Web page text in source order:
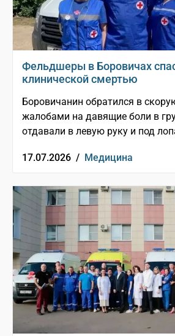
Фельдшеры в Боровичах
клинической смертью
Боровичанин обратился в
жалобами на давящие боли в
отдавали в левую руку и под
17.07.2026 / Медицина